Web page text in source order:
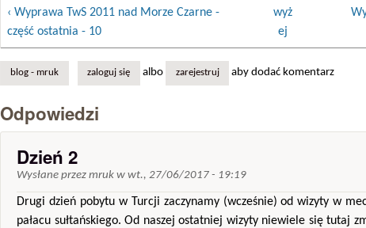
‹ Wyprawa TwS 2011 nad Morze Czarne -
część ostatnia - 10
wyż
ej
blog - mruk zaloguj się albo zarejestruj aby dodać komentarz
Odpowiedzi
Dzień 2
Wysłane przezmruk wwt., 27/06/2017 - 19:19
Drugi dzień pobytu w Turcji zaczynamy (wcześnie) od wizyty w
pałacu sułtańskiego. Od naszej ostatniej wizyty niewiele się tutaj